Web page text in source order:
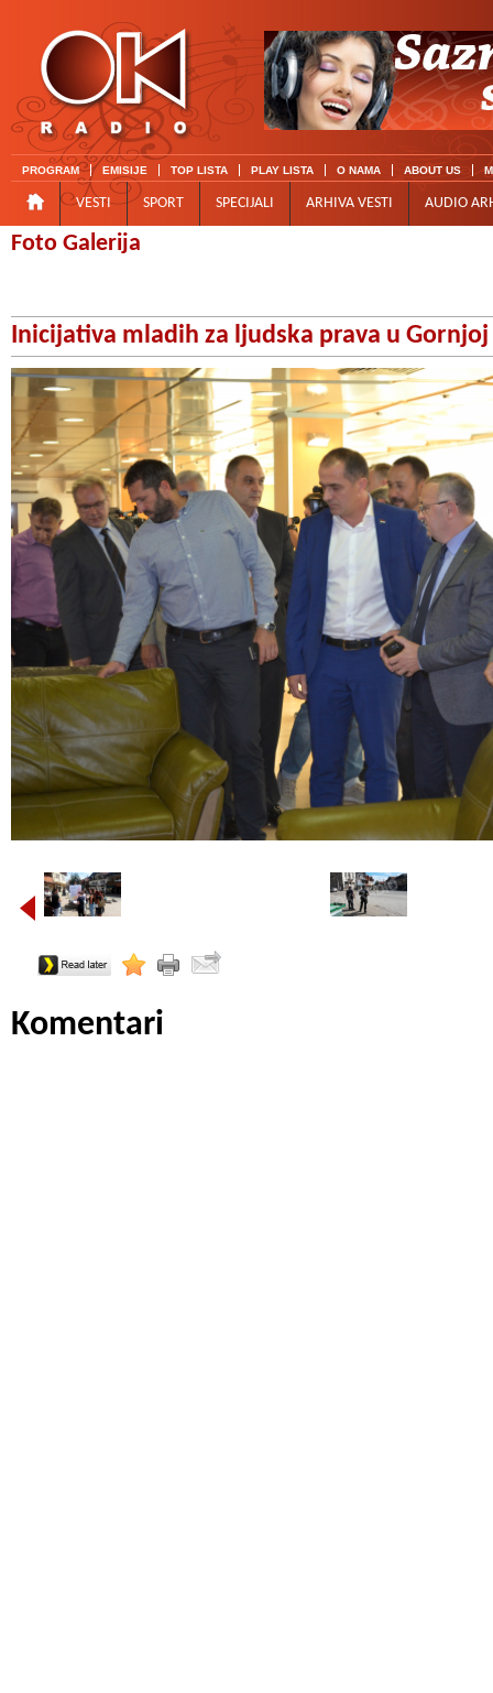
PROGRAM EMISIJE TOP LISTA PLAY LISTA O NAMA ABOUT US
VESTI SPORT SPECIJALI ARHIVA VESTI AUDIO
Foto Galerija
Inicijativa mladih za ljudska prava u
Komentari